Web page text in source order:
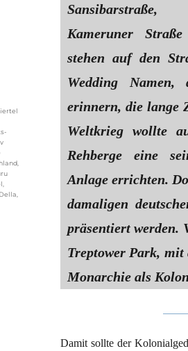
Kameruner
stehen auf den
Wedding Namen,
erinnern, die lange
Weltkrieg wollte
Rehberge eine
Anlage errichten.
damaligen
präsentiert werden.
Treptower Park, mit
Monarchie als
Damit sollte der